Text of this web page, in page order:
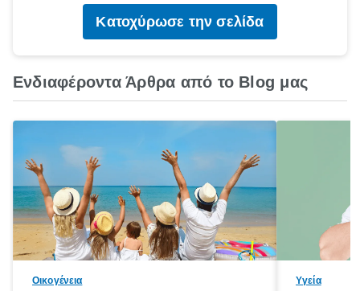
Κατοχύρωσε την σελίδα
Ενδιαφέροντα Άρθρα από το Blog μας
Οικογένεια Υγεία